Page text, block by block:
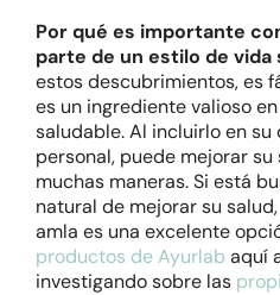
Por qué es importante
parte de un estilo de vida
estos descubrimientos, es
es un ingrediente valioso
saludable. Al incluirlo en
personal, puede mejorar
muchas maneras. Si está
natural de mejorar su
amla es una excelente
productos de Ayurlab aquí
investigando sobre las